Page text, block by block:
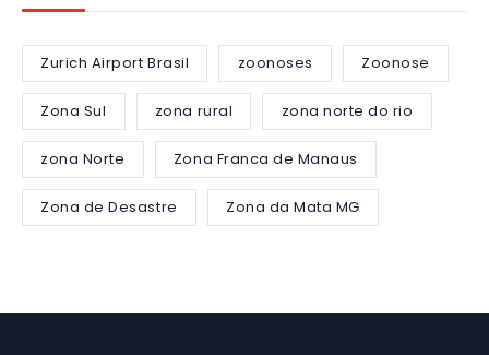
Zurich Airport Brasil zoonoses Zoonose
Zona Sul zona rural zona norte do rio
zona Norte Zona Franca de Manaus
Zona de Desastre Zona da Mata MG